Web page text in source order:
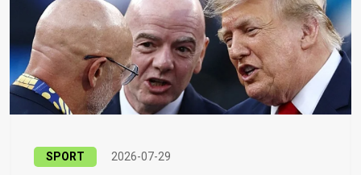
SPORT 2026-07-29